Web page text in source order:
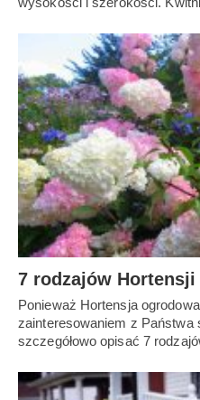
7 rodzajów
Ponieważ Hortensja
zainteresowaniem z Państwa
szczegółowo opisać 7